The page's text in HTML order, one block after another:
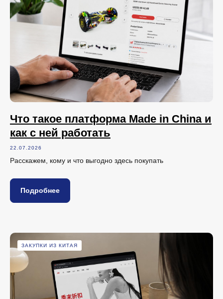
Что такое платформа Made in China и
как с ней работать
22.07.2026
Расскажем, кому и что выгодно здесь покупать
Подробнее
ЗАКУПКИ ИЗ КИТАЯ